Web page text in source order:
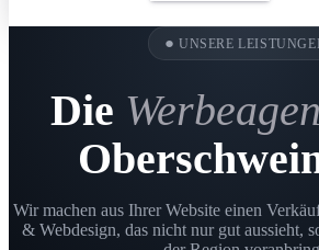
● UNSERE
Die
Wir machen aus Ihrer Website einen
& Webdesign, das nicht nur gut aussieht,